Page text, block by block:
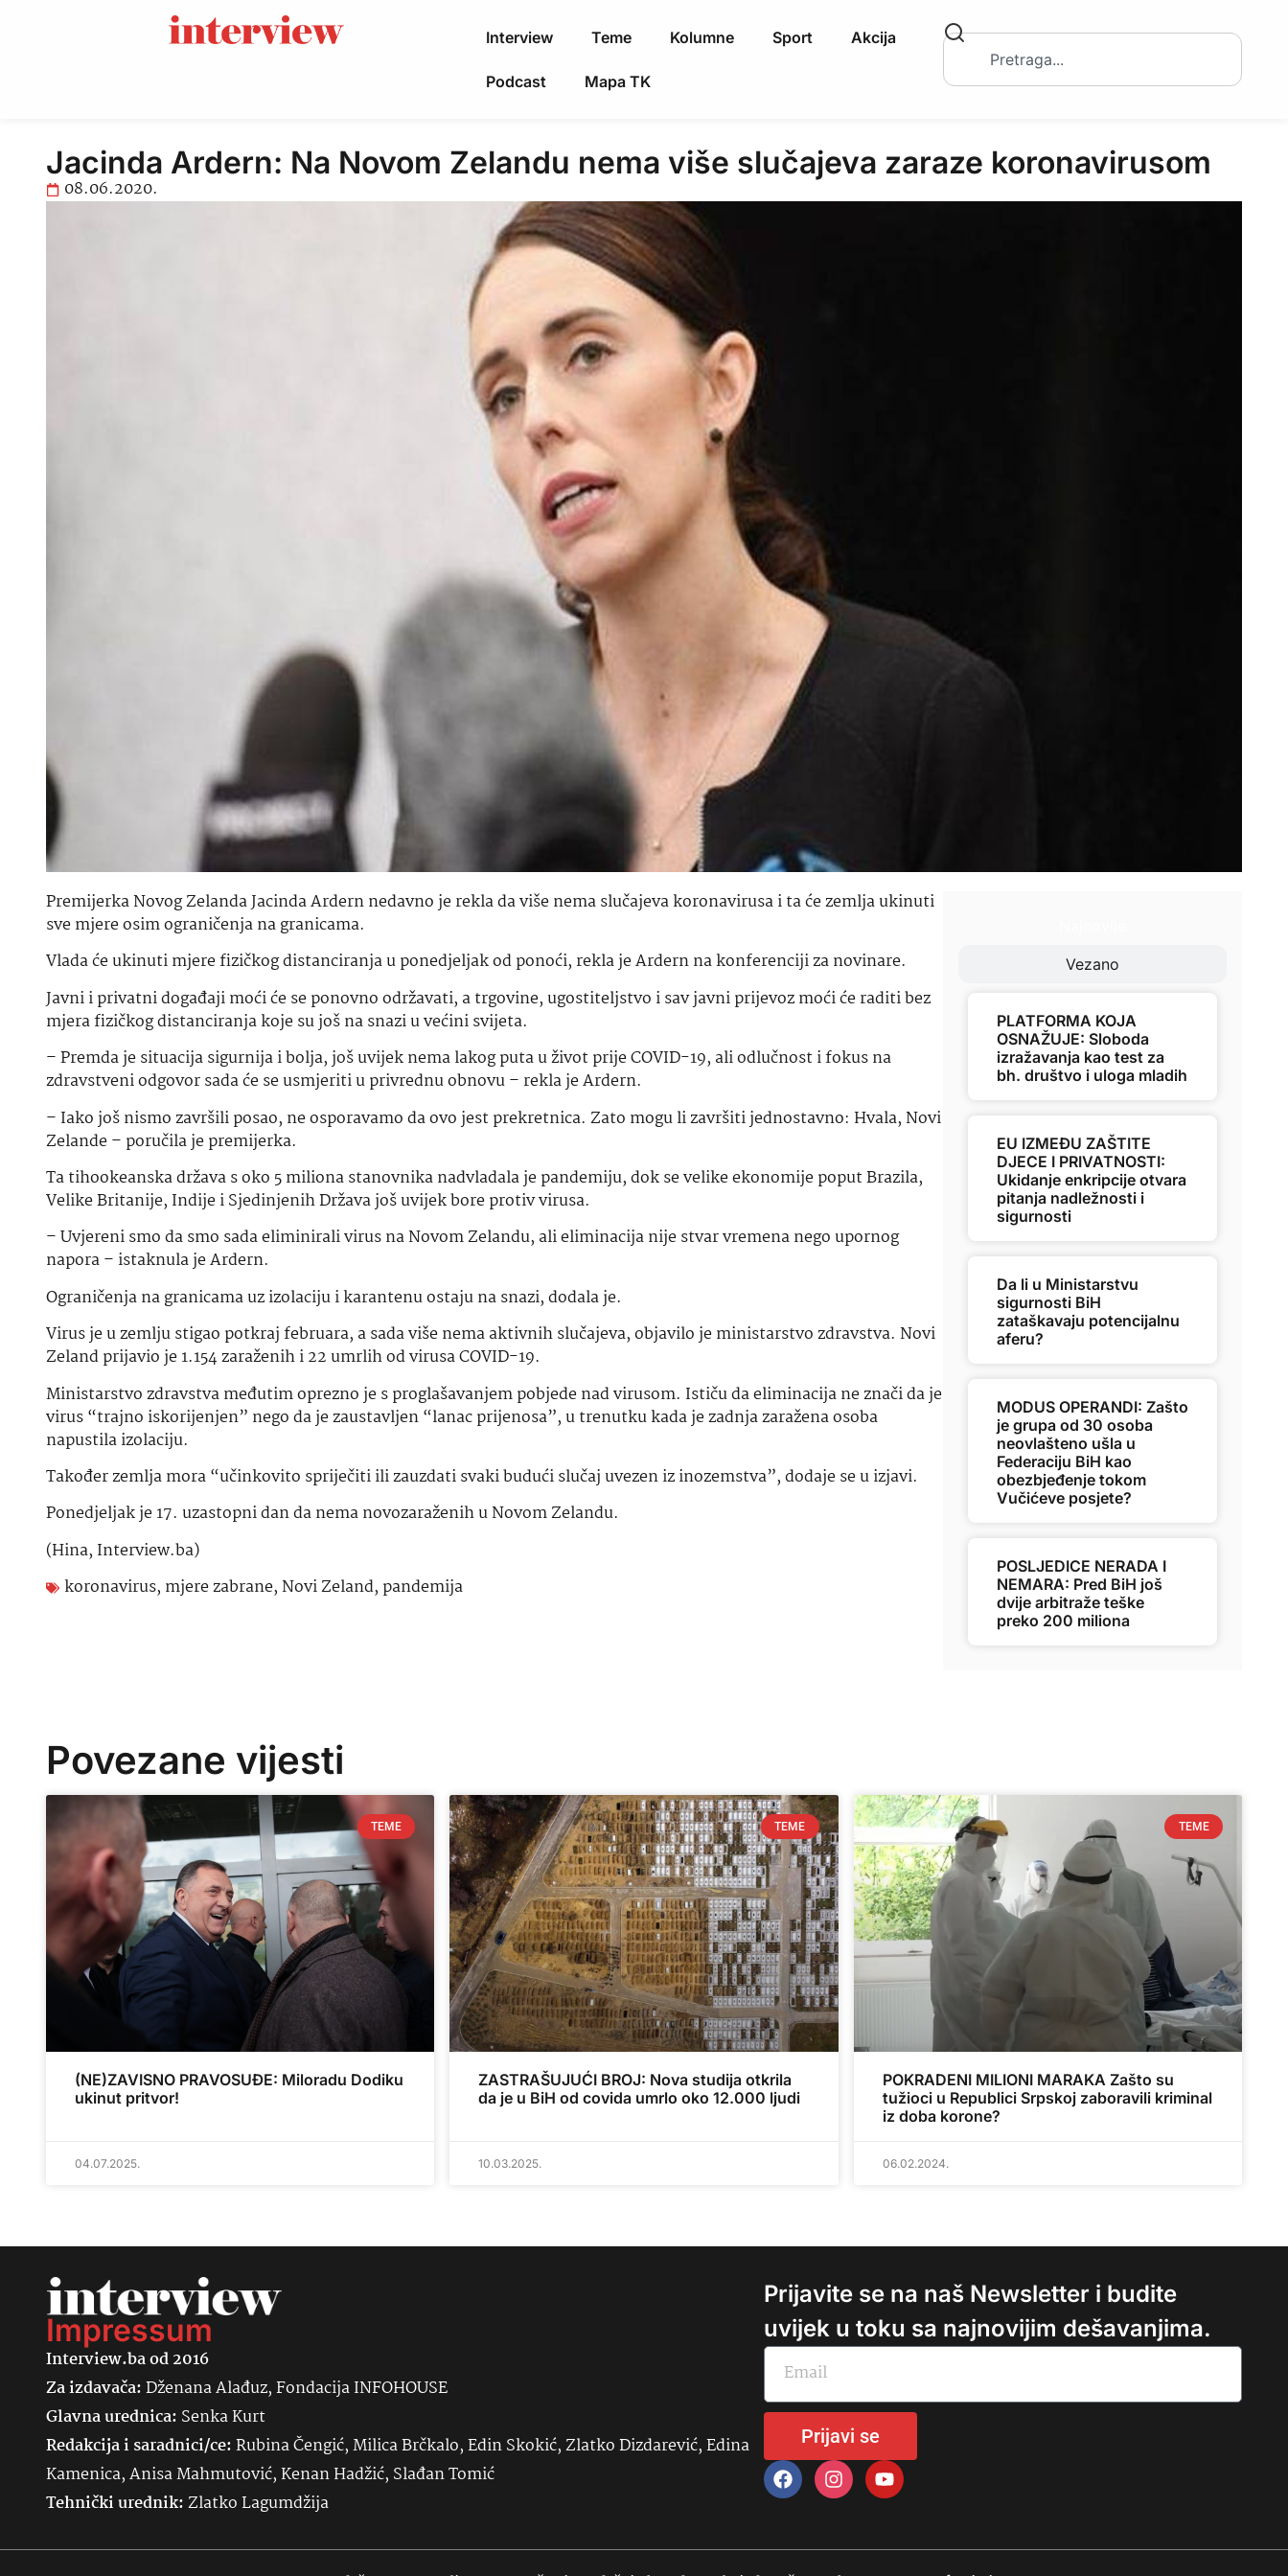
Interview Teme Kolumne Sport Akcija
Podcast Mapa TK
Jacinda Ardern: Na Novom Zelandu nema više slučajeva zaraze koronavirusom
08.06.2020.
Premijerka Novog Zelanda Jacinda Ardern nedavno je rekla da više nema slučajeva koronavirusa i ta će zemlja ukinuti
sve mjere osim ograničenja na granicama.
Vlada će ukinuti mjere fizičkog distanciranja u ponedjeljak od ponoći, rekla je Ardern na konferenciji za novinare.
Javni i privatni događaji moći će se ponovno održavati, a trgovine, ugostiteljstvo i sav javni prijevoz moći će raditi bez
mjera fizičkog distanciranja koje su još na snazi u većini svijeta.
– Premda je situacija sigurnija i bolja, još uvijek nema lakog puta u život prije COVID-19, ali odlučnost i fokus na
zdravstveni odgovor sada će se usmjeriti u privrednu obnovu – rekla je Ardern.
– Iako još nismo završili posao, ne osporavamo da ovo jest prekretnica. Zato mogu li završiti jednostavno: Hvala, Novi
Zelande – poručila je premijerka.
Ta tihookeanska država s oko 5 miliona stanovnika nadvladala je pandemiju, dok se velike ekonomije poput Brazila,
Velike Britanije, Indije i Sjedinjenih Država još uvijek bore protiv virusa.
– Uvjereni smo da smo sada eliminirali virus na Novom Zelandu, ali eliminacija nije stvar vremena nego upornog
napora – istaknula je Ardern.
Ograničenja na granicama uz izolaciju i karantenu ostaju na snazi, dodala je.
Virus je u zemlju stigao potkraj februara, a sada više nema aktivnih slučajeva, objavilo je ministarstvo zdravstva. Novi
Zeland prijavio je 1.154 zaraženih i 22 umrlih od virusa COVID-19.
Ministarstvo zdravstva međutim oprezno je s proglašavanjem pobjede nad virusom. Ističu da eliminacija ne znači da je
virus “trajno iskorijenjen” nego da je zaustavljen “lanac prijenosa”, u trenutku kada je zadnja zaražena osoba
napustila izolaciju.
Također zemlja mora “učinkovito spriječiti ili zauzdati svaki budući slučaj uvezen iz inozemstva”, dodaje se u izjavi.
Ponedjeljak je 17. uzastopni dan da nema novozaraženih u Novom Zelandu.
(Hina, Interview.ba)
koronavirus, mjere zabrane,Novi Zeland, pandemija
Vezano
PLATFORMA KOJA
OSNAŽUJE: Sloboda
izražavanja kao test za
bh. društvo i uloga mladih
EU IZMEĐU ZAŠTITE
DJECE I PRIVATNOSTI:
Ukidanje enkripcije otvara
pitanja nadležnosti i
sigurnosti
Da li u Ministarstvu
sigurnosti BiH
zataškavaju potencijalnu
aferu?
MODUS OPERANDI: Zašto
je grupa od 30 osoba
neovlašteno ušla u
Federaciju BiH kao
obezbjeđenje tokom
Vučićeve posjete?
POSLJEDICE NERADA I
NEMARA: Pred BiH još
dvije arbitraže teške
preko 200 miliona
Povezane vijesti
TEME
(NE)ZAVISNO PRAVOSUĐE: Miloradu Dodiku
ukinut pritvor!
04.07.2025.
TEME
ZASTRAŠUJUĆI BROJ: Nova studija otkrila
da je u BiH od covida umrlo oko 12.000 ljudi
10.03.2025.
TEME
POKRADENI MILIONI MARAKA Zašto su
tužioci u Republici Srpskoj zaboravili kriminal
iz doba korone?
06.02.2024.
Impressum
Interview.ba od 2016
Za izdavača:Dženana Alađuz, Fondacija INFOHOUSE
Glavna urednica: SenkaKurt
Redakcija i saradnici/ce:Rubina Čengić, Milica Brčkalo, Edin Skokić, Zlatko Dizdarević, Edina
Kamenica, Anisa Mahmutović, Kenan Hadžić, Slađan Tomić
Tehnički urednik:Zlatko Lagumdžija
Prijavite se na naš Newsletter i budite
uvijek u toku sa najnovijim dešavanjima.
Prijavi se